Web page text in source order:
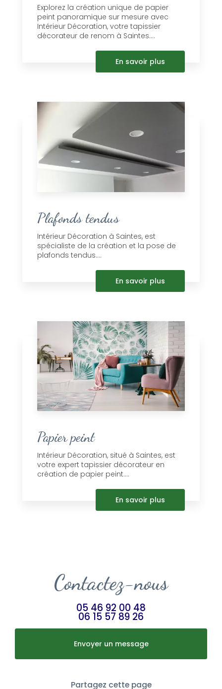
Explorez la création unique de papier
peint panoramique sur mesure avec
Intérieur Décoration, votre tapissier
décorateur de renom à Saintes....
En savoir plus
Plafonds tendus
Intérieur Décoration à Saintes, est
spécialiste de la création et la pose de
plafonds tendus....
En savoir plus
Papier peint
Intérieur Décoration, situé à Saintes, est
votre expert tapissier décorateur en
création de papier peint....
En savoir plus
Contactez-nous
05 46 92 00 48
06 15 57 89 26
Envoyer un message
Partagez cette page